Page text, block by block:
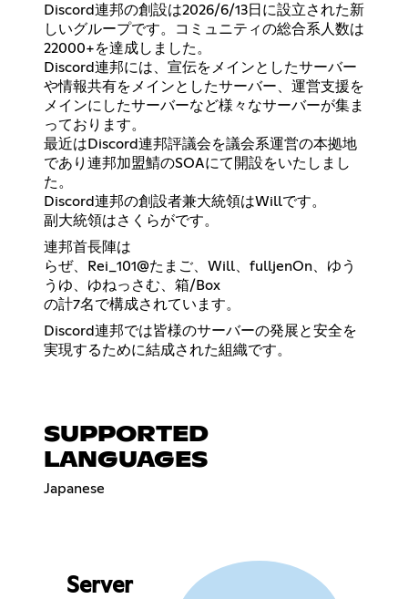
Discord連邦の創設は2026/6/13日に設立された新
しいグループです。コミュニティの総合系人数は
22000+を達成しました。
Discord連邦には、宣伝をメインとしたサーバー
や情報共有をメインとしたサーバー、運営支援を
メインにしたサーバーなど様々なサーバーが集ま
っております。
最近はDiscord連邦評議会を議会系運営の本拠地
であり連邦加盟鯖のSOAにて開設をいたしまし
た。
Discord連邦の創設者兼大統領はWillです。
副大統領はさくらがです。
連邦首長陣は
らぜ、Rei_101@たまご、Will、fulljenOn、ゆう
うゆ、ゆねっさむ、箱/Box
の計7名で構成されています。
Discord連邦では皆様のサーバーの発展と安全を
実現するために結成された組織です。
SUPPORTED
LANGUAGES
Japanese
Server